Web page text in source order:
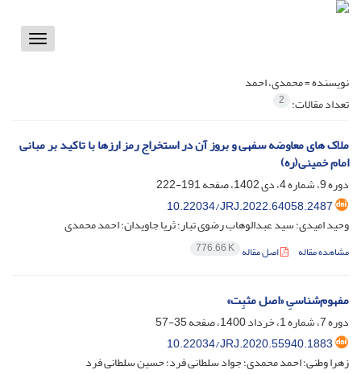
Toggle
نویسنده =محمدی، احمد
تعداد مقالات: 2
ملاک های معاوضه سفهی و بروز آن در استخراج رمز ارزها با تاکید بر مبانی
امام خمینی(ره)
دوره 9، شماره 4، دی 1402، صفحه
191-222
10.22034/JRJ.2022.64058.2487
وحید امیدی؛ سید عبدالوهاب رضوی تبار؛ ثریا جاویدان؛ احمد محمدی
مشاهده مقاله اصل مقاله 776.66 K
مفهوم‌شناسیِ «اصل مثبِت»
دوره 7، شماره 1، خرداد 1400، صفحه
35-57
10.22034/JRJ.2020.55940.1883
زهرا وطنی؛ احمد محمدی؛ جواد سلطانی فرد؛ حسین سلطانی فرد